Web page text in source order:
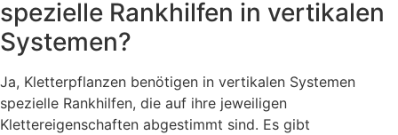
spezielle Rankhilfen in vertikalen
Systemen?
Ja, Kletterpflanzen benötigen in vertikalen Systemen
spezielle Rankhilfen, die auf ihre jeweiligen
Klettereigenschaften abgestimmt sind. Es gibt